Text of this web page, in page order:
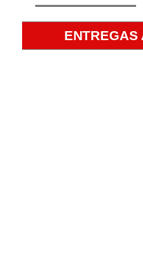
ENTREGAS